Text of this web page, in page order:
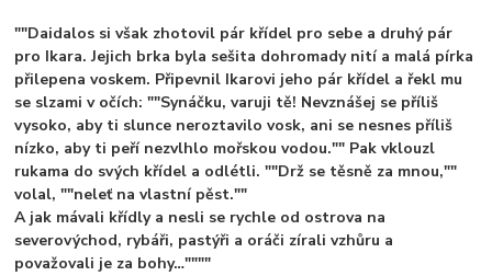
""Daidalos si však zhotovil pár křídel pro sebe a druhý pár
pro Ikara. Jejich brka byla sešita dohromady nití a malá pírka
přilepena voskem. Připevnil Ikarovi jeho pár křídel a řekl mu
se slzami v očích: ""Synáčku, varuji tě! Nevznášej se příliš
vysoko, aby ti slunce neroztavilo vosk, ani se nesnes příliš
nízko, aby ti peří nezvlhlo mořskou vodou."" Pak vklouzl
rukama do svých křídel a odlétli. ""Drž se těsně za mnou,""
volal, ""neleť na vlastní pěst.""
A jak mávali křídly a nesli se rychle od ostrova na
severovýchod, rybáři, pastýři a oráči zírali vzhůru a
považovali je za bohy…""""